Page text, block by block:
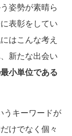
姿勢が素晴ら
表彰をしてい
はこんな考え
新たな出会い
小単位である
うキーワードが
けでなく個々